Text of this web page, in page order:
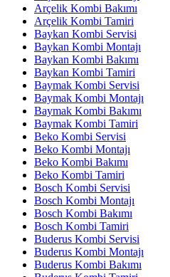
Arçelik Kombi Bakımı
Arçelik Kombi Tamiri
Baykan Kombi Servisi
Baykan Kombi Montajı
Baykan Kombi Bakımı
Baykan Kombi Tamiri
Baymak Kombi Servisi
Baymak Kombi Montajı
Baymak Kombi Bakımı
Baymak Kombi Tamiri
Beko Kombi Servisi
Beko Kombi Montajı
Beko Kombi Bakımı
Beko Kombi Tamiri
Bosch Kombi Servisi
Bosch Kombi Montajı
Bosch Kombi Bakımı
Bosch Kombi Tamiri
Buderus Kombi Servisi
Buderus Kombi Montajı
Buderus Kombi Bakımı